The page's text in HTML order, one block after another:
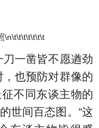
\n\t\t\t\t\t\t\t
刀一凿皆不愿遒劲
也预防对群像的
不同东谈主物的
世间百态图。“这